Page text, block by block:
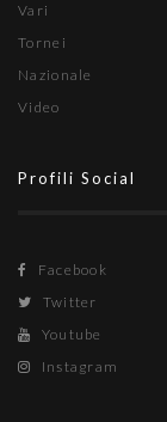
Vari
Tornei
Nazionale
Video
Profili Social
Facebook
Twitter
Youtube
Instagram